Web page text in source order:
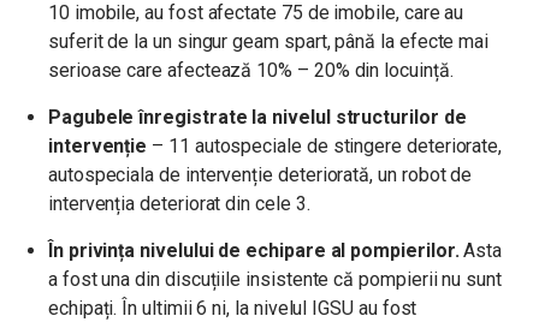
10 imobile, au fost afectate 75 de imobile, care au
suferit de la un singur geam spart, până la efecte mai
serioase care afectează 10% – 20% din locuință.
Pagubele înregistrate la nivelul structurilor de
intervenție – 11 autospeciale de stingere deteriorate,
autospeciala de intervenție deteriorată, un robot de
intervenția deteriorat din cele 3.
În privința nivelului de echipare al pompierilor.Asta
a fost una din discuțiile insistente că pompierii nu sunt
echipați. În ultimii 6 ni, la nivelul IGSU au fost